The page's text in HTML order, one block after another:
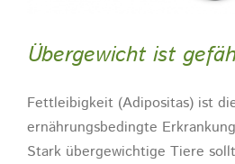
Übergewicht ist
Fettleibigkeit (Adipositas) ist
ernährungsbedingte
Stark übergewichtige Tiere